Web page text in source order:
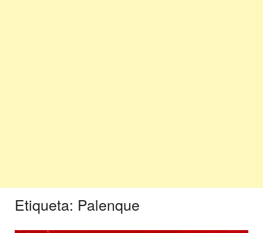
Etiqueta: Palenque